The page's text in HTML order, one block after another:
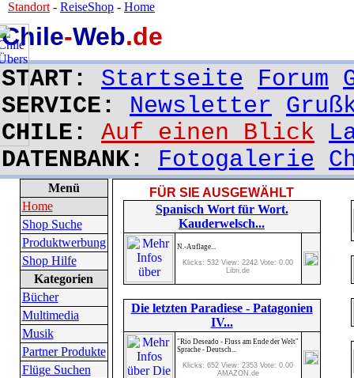
Chile-Web.de
START: Startseite Forum
SERVICE: Newsletter
CHILE: Auf einen Blick
DATENBANK: Fotogalerie
Standort - ReiseShop - Home
Menü
Home
Shop Suche
Produktwerbung
Shop Hilfe
Kategorien
Bücher
Multimedia
Musik
Partner Produkte
Flüge Suchen
FÜR SIE AUSGEWÄHLT
Spanisch Wort für Wort.
Kauderwelsch...
N.-Auflage...
Klicks: 532 View: 2242 Vote: 0.00
Libri.de
Die letzten Paradiese - Patagonien
IV...
"Rio Deseado - Fluss am Ende der Welt"
Sprache - Deutsch...
Klicks: 652 View: 2353 Vote: 0.00
AMAZON.de